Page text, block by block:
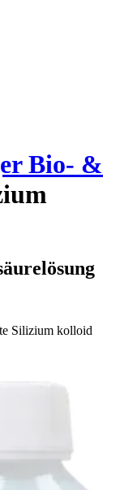
Bio- &
Silizium kolloid